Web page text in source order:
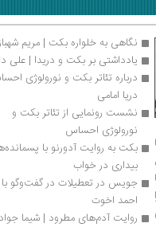
نگاهی به خلواره بکت | مریم
یادداشتی بر بکت و دریدا | علی
دریا امامی
نورولوژی احساس
بیداری در خواب
احمد اخوت
روایت آدم‌های مطرود | شیما